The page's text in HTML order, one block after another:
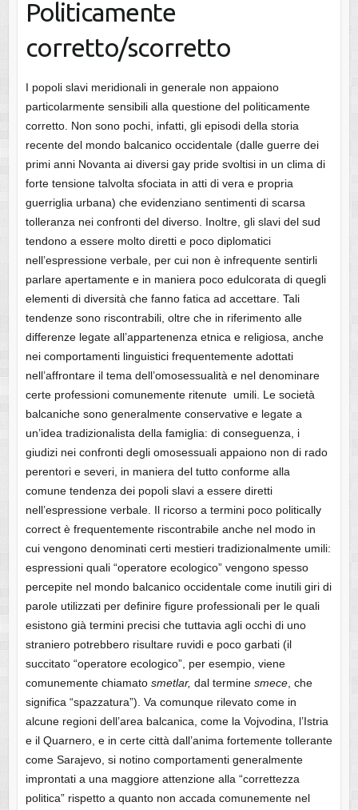
Politicamente
corretto/scorretto
I popoli slavi meridionali in generale non appaiono
particolarmente sensibili alla questione del politicamente
corretto. Non sono pochi, infatti, gli episodi della storia
recente del mondo balcanico occidentale (dalle guerre dei
primi anni Novanta ai diversi gay pride svoltisi in un clima di
forte tensione talvolta sfociata in atti di vera e propria
guerriglia urbana) che evidenziano sentimenti di scarsa
tolleranza nei confronti del diverso. Inoltre, gli slavi del sud
tendono a essere molto diretti e poco diplomatici
nell’espressione verbale, per cui non è infrequente sentirli
parlare apertamente e in maniera poco edulcorata di quegli
elementi di diversità che fanno fatica ad accettare. Tali
tendenze sono riscontrabili, oltre che in riferimento alle
differenze legate all’appartenenza etnica e religiosa, anche
nei comportamenti linguistici frequentemente adottati
nell’affrontare il tema dell’omosessualità e nel denominare
certe professioni comunemente ritenute umili. Le società
balcaniche sono generalmente conservative e legate a
un’idea tradizionalista della famiglia: di conseguenza, i
giudizi nei confronti degli omosessuali appaiono non di rado
perentori e severi, in maniera del tutto conforme alla
comune tendenza dei popoli slavi a essere diretti
nell’espressione verbale. Il ricorso a termini poco politically
correct è frequentemente riscontrabile anche nel modo in
cui vengono denominati certi mestieri tradizionalmente umili:
espressioni quali “operatore ecologico” vengono spesso
percepite nel mondo balcanico occidentale come inutili giri di
parole utilizzati per definire figure professionali per le quali
esistono già termini precisi che tuttavia agli occhi di uno
straniero potrebbero risultare ruvidi e poco garbati (il
succitato “operatore ecologico”, per esempio, viene
comunemente chiamato smetlar, dal termine smece, che
significa “spazzatura”). Va comunque rilevato come in
alcune regioni dell’area balcanica, come la Vojvodina, l’Istria
e il Quarnero, e in certe città dall’anima fortemente tollerante
come Sarajevo, si notino comportamenti generalmente
improntati a una maggiore attenzione alla “correttezza
politica” rispetto a quanto non accada comunemente nel